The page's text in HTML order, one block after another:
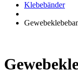
Klebebänder